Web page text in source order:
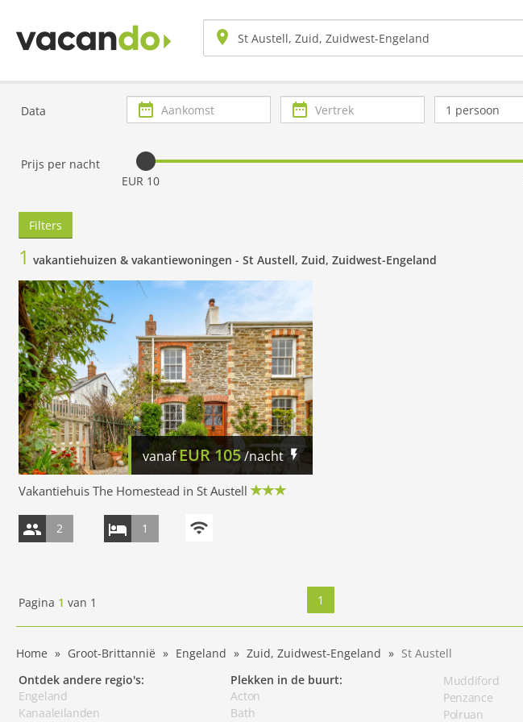
Data Aankomst Vertrek
Aantal
personen
Prijs per nacht
EUR 10
Filters
1 vakantiehuizen & vakantiewoningen - St Austell, Zuid, Zuidwest-Engeland
vanafEUR105/nacht
Vakantiehuis The Homestead in St Austell
2 1
Pagina 1 van 1 1
Home Groot-Brittannië Engeland Zuid, Zuidwest-Engeland
St Austell
Ontdek andere regio's:
Engeland
Kanaaleilanden
Plekken in de buurt:
Acton
Bath
Muddiford
Penzance
Polruan